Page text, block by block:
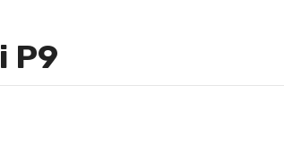
P9